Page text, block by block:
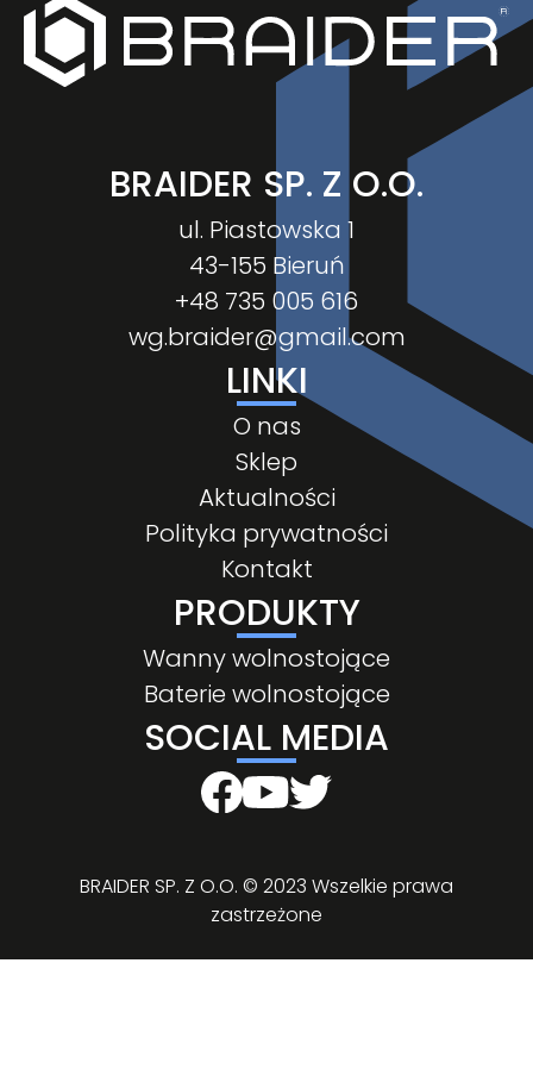
BRAIDER SP. Z O.O.
ul. Piastowska 1
43-155 Bieruń
+48 735 005 616
wg.braider@gmail.com
LINKI
O nas
Sklep
Aktualności
Polityka prywatności
Kontakt
PRODUKTY
Wanny wolnostojące
Baterie wolnostojące
SOCIAL MEDIA
BRAIDER SP. Z O.O. © 2023 Wszelkie prawa
zastrzeżone